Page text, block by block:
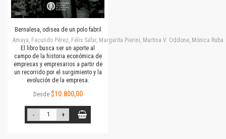
Bernalesa, odisea de un polo fabril
Amaya, Facundo Pérez, Félix Safar, Margarita Pierini, Martina V. Oddone, Mónica
El libro busca ser un aporte al
campo de la historia económica de
empresas y empresarios a partir de
un recorrido por el surgimiento y la
evolución de la empresa.
Desde $10.800,00
- +